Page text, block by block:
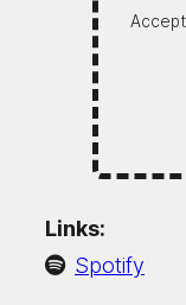
Links:
Spotify